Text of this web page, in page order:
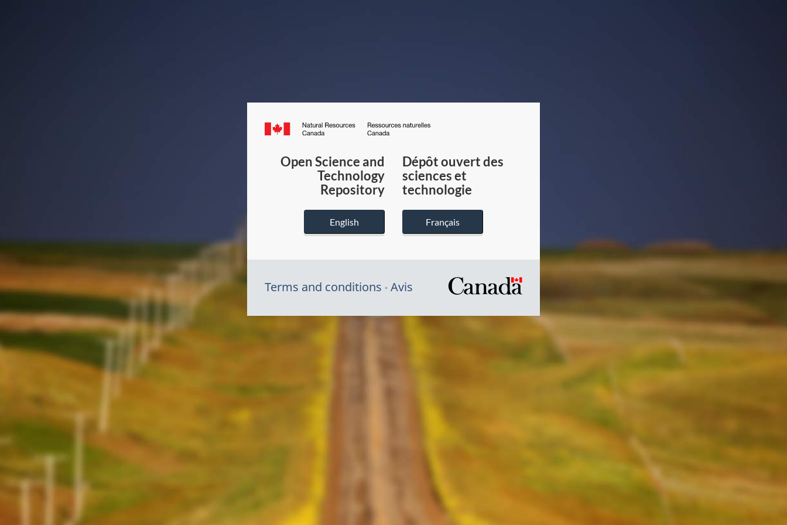
Canada.ca
du
Canada
Open Science and
Technology
Repository
English
Dépôt ouvert des
sciences et
technologie
Français
Terms and conditions Avis
/
Symbole
du
gouvernement
du